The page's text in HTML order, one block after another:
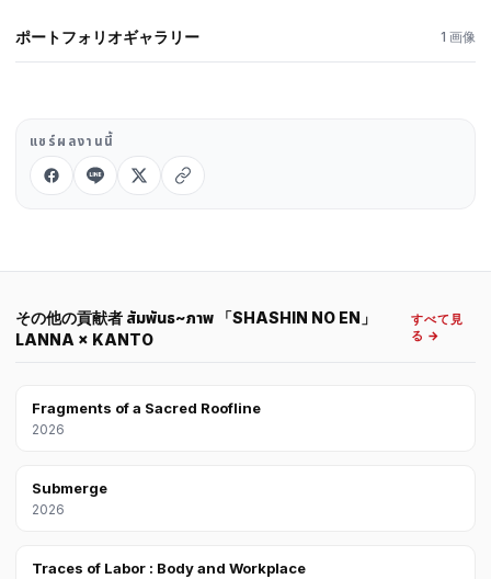
ポートフォリオギャラリー 1 画像
แชร์ผลงานนี้
その他の貢献者 สัมพันธ~ภาพ 「SHASHIN NO EN」
LANNA × KANTO
すべて見
る →
Fragments of a Sacred Roofline
2026
Submerge
2026
Traces of Labor : Body and Workplace